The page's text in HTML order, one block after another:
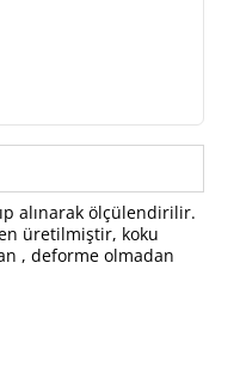
alınarak ölçülendirilir.
üretilmiştir, koku
, deforme olmadan